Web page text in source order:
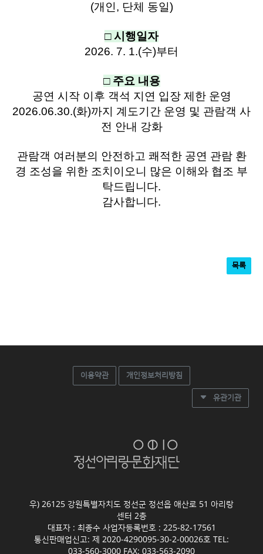
(개인, 단체 동일)
□ 시행일자
2026. 7. 1.(수)부터
□ 주요 내용
공연 시작 이후 객석 지연 입장 제한 운영
2026.06.30.(화)까지 계도기간 운영 및 관람객 사
전 안내 강화
관람객 여러분의 안전하고 쾌적한 공연 관람 환
경 조성을 위한 조치이오니 많은 이해와 협조 부
탁드립니다.
감사합니다.​
목록
이용약관 개인정보처리방침
유관기관
우) 26125 강원특별자치도 정선군 정선읍 애산로 51 아리랑
센터 2층
대표자 : 최종수 사업자등록번호 : 225-82-17561
통신판매업신고: 제 2020-4290095-30-2-00026호 TEL:
033-560-3000 FAX: 033-563-2090